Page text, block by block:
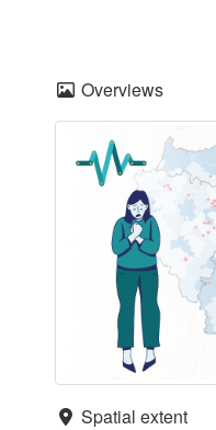
Overviews
Spatial extent